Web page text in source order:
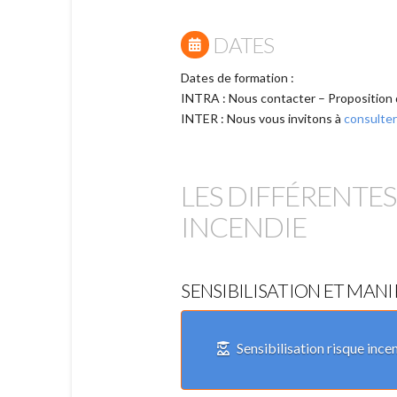
DATES
Dates de formation :
INTRA : Nous contacter – Proposition
INTER : Nous vous invitons à
LES
INCENDIE
SENSIBILISATION ET
Sensibilisation risque